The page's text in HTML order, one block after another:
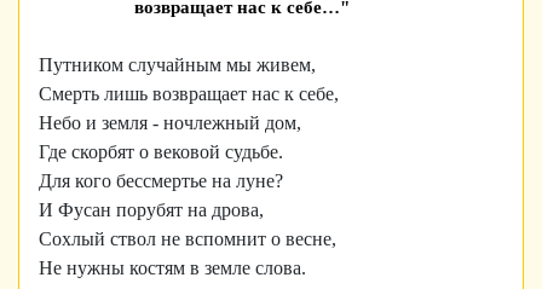
возвращает нас к себе…"
Путником случайным мы живем,
Смерть лишь возвращает нас к себе,
Небо и земля - ночлежный дом,
Где скорбят о вековой судьбе.
Для кого бессмертье на луне?
И Фусан порубят на дрова,
Сохлый ствол не вспомнит о весне,
Не нужны костям в земле слова.